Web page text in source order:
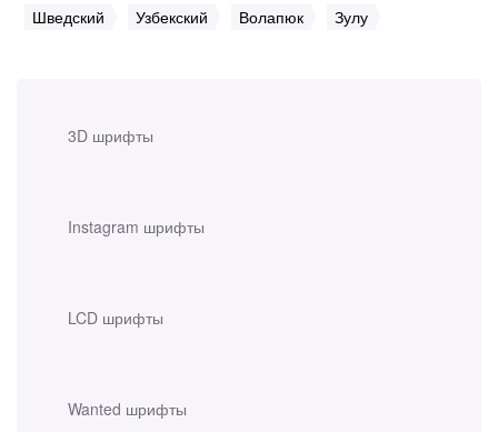
3D шрифты
Instagram шрифты
LCD шрифты
Wanted шрифты
Шведский
Узбекский Волапюк Зулу